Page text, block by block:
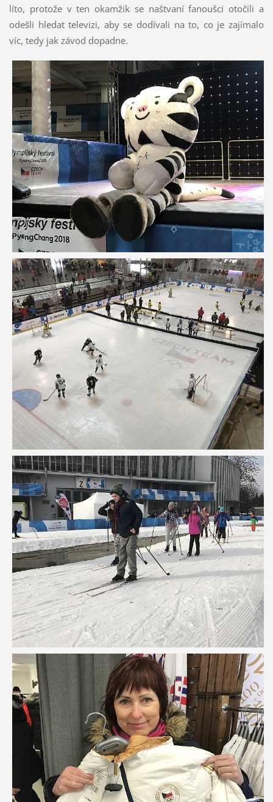
líto, protože v ten okamžik se naštvaní fanoušci otočili a
odešli hledat televizi, aby se dodívali na to, co je zajímalo
víc, tedy jak závod dopadne.